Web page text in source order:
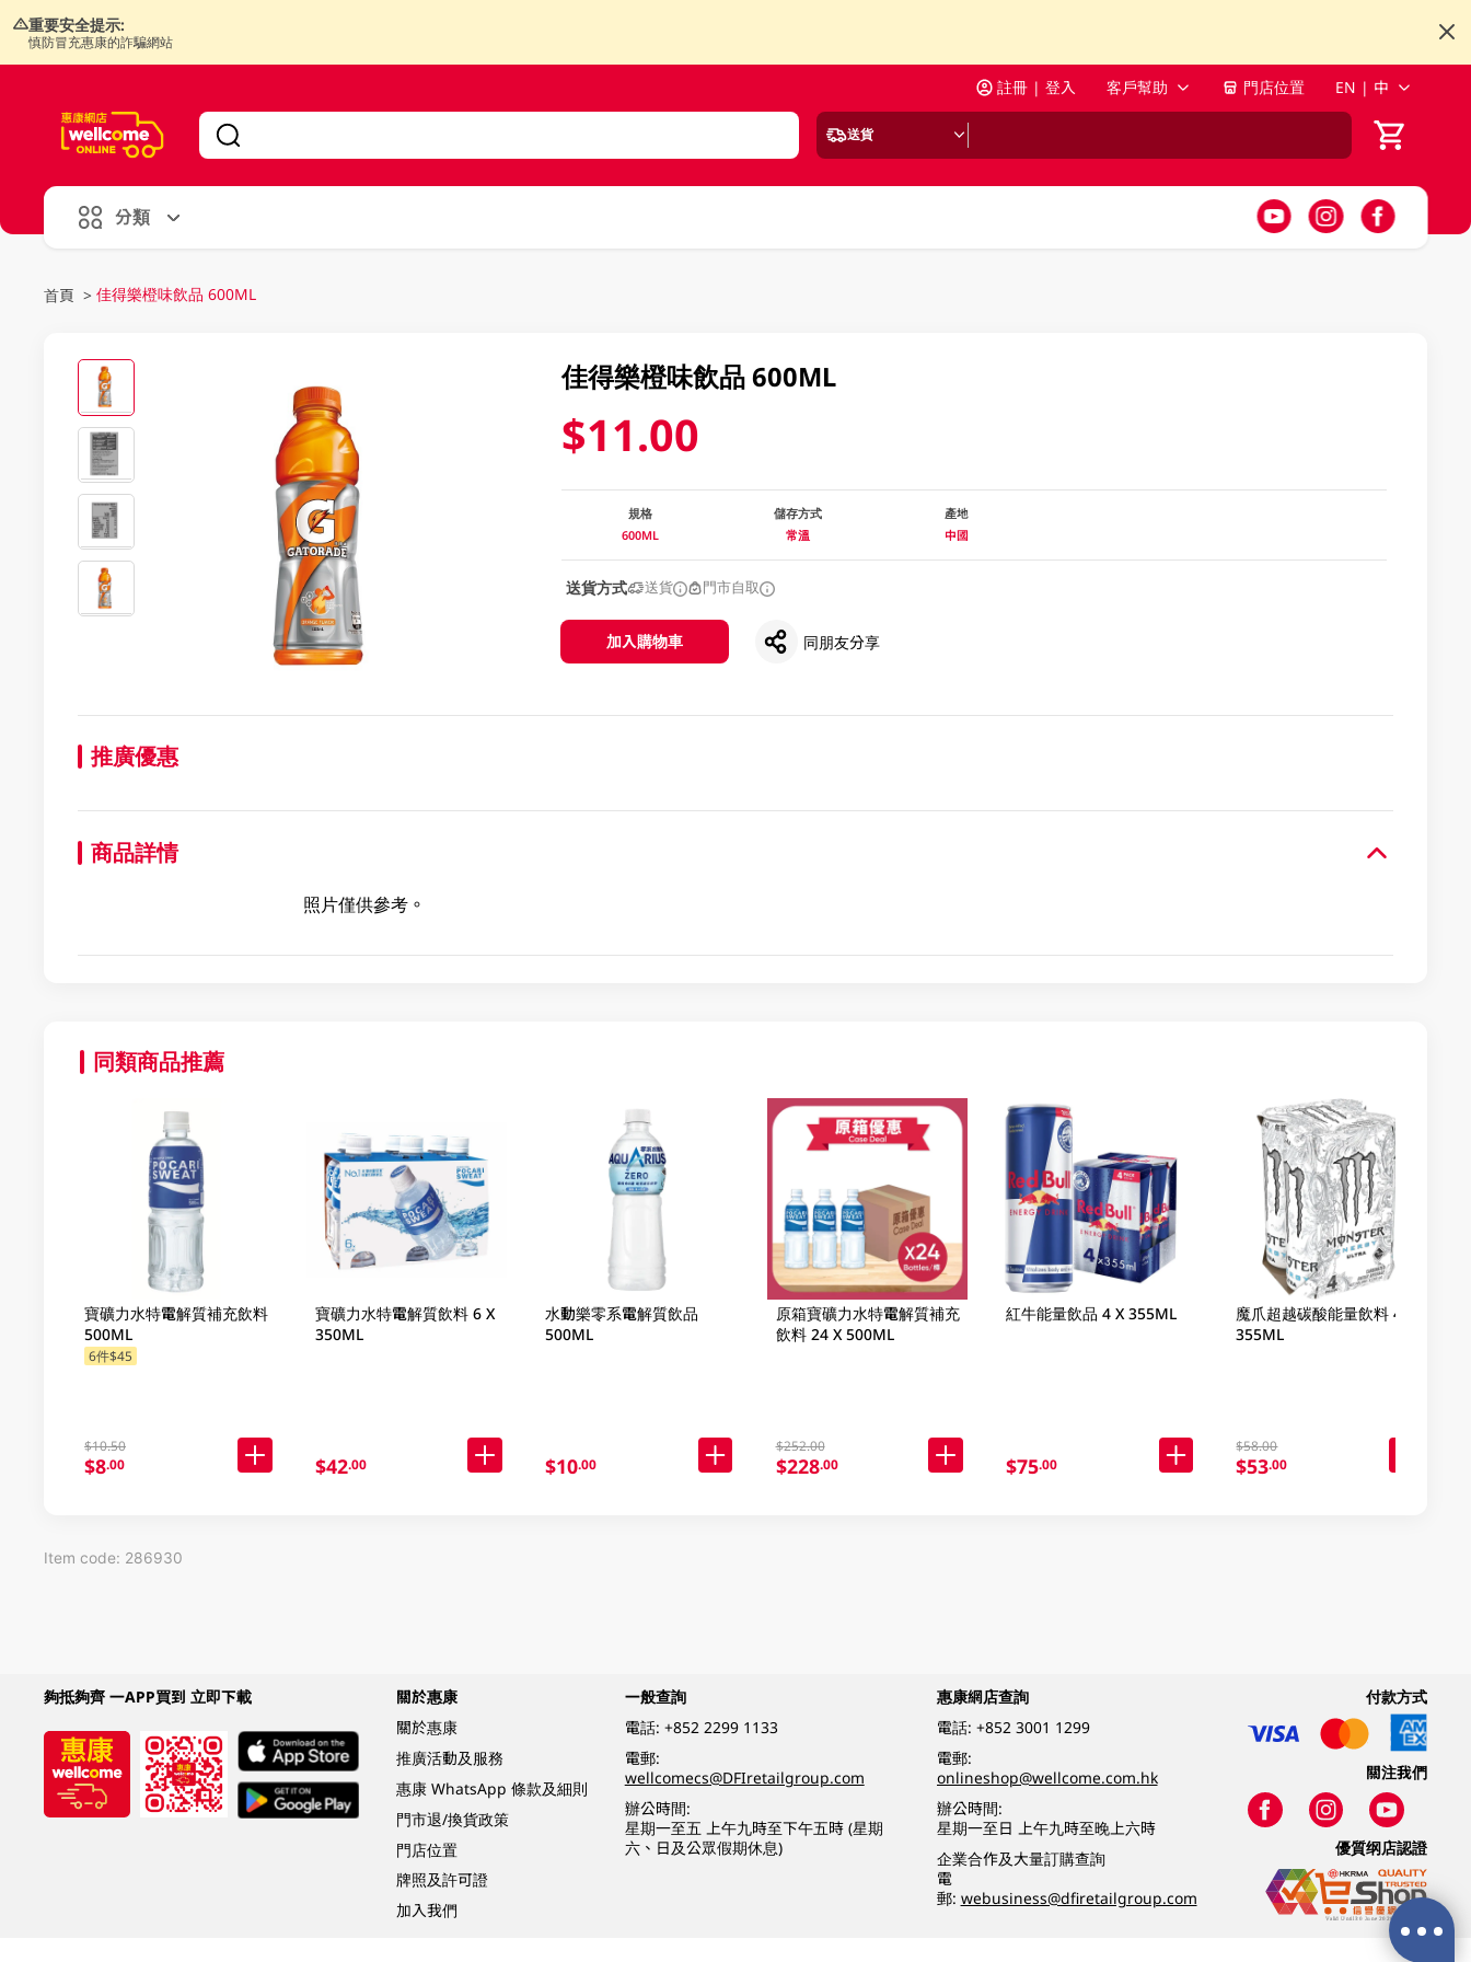
重要安全提示:
慎防冒充惠康的詐騙網站
註冊 | 登入 客戶幫助 門店位置 EN | 中
送貨
分類
首頁 > 佳得樂橙味飲品 600ML
佳得樂橙味飲品 600ML
$11.00
規格
600ML
儲存方式
常溫
產地
中國
送貨方式 送貨 門市自取
加入購物車 同朋友分享
推廣優惠
商品詳情
照片僅供參考。
同類商品推薦
寶礦力水特電解質補充飲料
500ML
6件$45
$10.50
$8.00
寶礦力水特電解質飲料 6 X
350ML
$42.00
水動樂零系電解質飲品
500ML
$10.00
原箱寶礦力水特電解質補充
飲料 24 X 500ML
$252.00
$228.00
紅牛能量飲品 4 X 355ML
$75.00
魔爪超越碳酸能量飲料 4 X
355ML
$58.00
$53.00
Item code: 286930
夠抵夠齊 一APP買到 立即下載
關於惠康
關於惠康
推廣活動及服務
惠康 WhatsApp 條款及細則
門市退/換貨政策
門店位置
牌照及許可證
加入我們
一般查詢
電話: +852 2299 1133
電郵:
wellcomecs@DFIretailgroup.com
辦公時間:
星期一至五 上午九時至下午五時 (星期
六、日及公眾假期休息)
惠康網店查詢
電話: +852 3001 1299
電郵:
onlineshop@wellcome.com.hk
辦公時間:
星期一至日 上午九時至晚上六時
企業合作及大量訂購查詢
電
郵: webusiness@dfiretailgroup.com
付款方式
關注我們
優質纲店認證